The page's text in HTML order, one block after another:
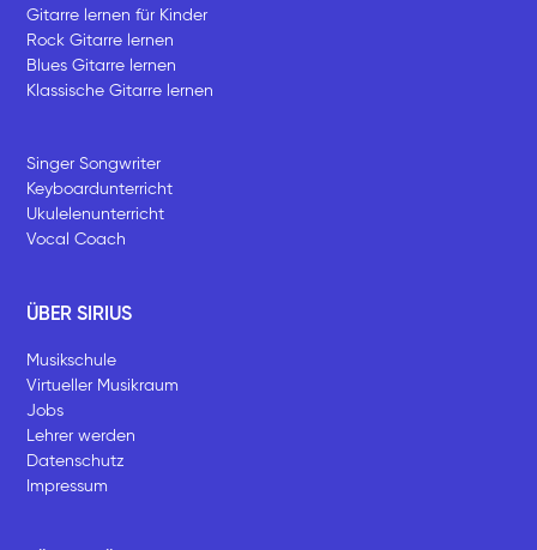
Gitarre lernen für Kinder
Rock Gitarre lernen
Blues Gitarre lernen
Klassische Gitarre lernen
Singer Songwriter
Keyboardunterricht
Ukulelenunterricht
Vocal Coach
ÜBER SIRIUS
Musikschule
Virtueller Musikraum
Jobs
Lehrer werden
Datenschutz
Impressum